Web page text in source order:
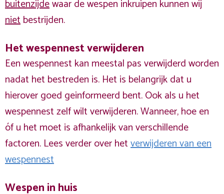
buitenzijdewaar de wespen inkruipen kunnen wij
nietbestrijden.
Het wespennest verwijderen
Een wespennest kan meestal pas verwijderd worden
nadat het bestreden is. Het is belangrijk dat u
hierover goed geinformeerd bent. Ook als u het
wespennest zelf wilt verwijderen. Wanneer, hoe en
óf u het moet is afhankelijk van verschillende
factoren. Lees verder over hetverwijderen van een
wespennest
Wespen in huis